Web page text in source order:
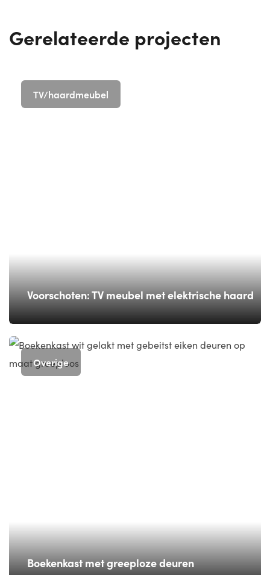
Gerelateerde projecten
TV/haardmeubel
Voorschoten: TV meubel met elektrische haard
Overige
Boekenkast met greeploze deuren